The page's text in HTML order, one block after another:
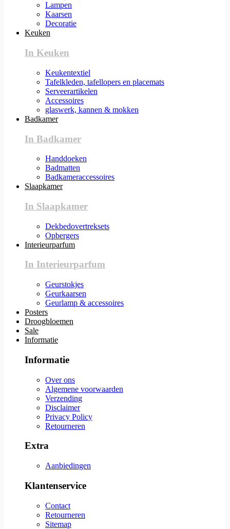
Lampen
Kaarsen
Decoratie
Keuken
In Keuken
Keukentextiel
Tafelkleden, tafellopers en placemats
Serveerartikelen
Accessoires
glaswerk, kannen & mokken
Badkamer
In Badkamer
Handdoeken
Badmatten
Badkameraccessoires
Slaapkamer
In Slaapkamer
Dekbedovertreksets
Opbergers
Interieurparfum
In Interieurparfum
Geurstokjes
Geurkaarsen
Geurlamp & accessoires
Posters
Droogbloemen
Sale
Informatie
Informatie
Over ons
Algemene voorwaarden
Verzending
Disclaimer
Privacy Policy
Retourneren
Extra
Aanbiedingen
Klantenservice
Contact
Retourneren
Sitemap